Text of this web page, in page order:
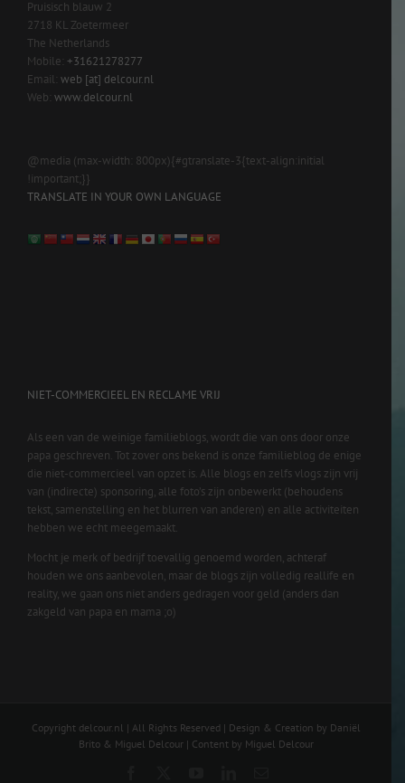
Pruisisch blauw 2
2718 KL Zoetermeer
The Netherlands
Mobile: +31621278277
Email: web [at] delcour.nl
Web: www.delcour.nl
@media (max-width: 800px){#gtranslate-3{text-align:initial
!important;}}
TRANSLATE IN YOUR OWN LANGUAGE
NIET-COMMERCIEEL EN RECLAME VRIJ
Als een van de weinige familieblogs, wordt die van ons door onze
papa geschreven. Tot zover ons bekend is onze familieblog de enige
die niet-commercieel van opzet is. Alle blogs en zelfs vlogs zijn vrij
van (indirecte) sponsoring, alle foto’s zijn onbewerkt (behoudens
tekst, samenstelling en het blurren van anderen) en alle activiteiten
hebben we echt meegemaakt.
Mocht je merk of bedrijf toevallig genoemd worden, achteraf
houden we ons aanbevolen, maar de blogs zijn volledig reallife en
reality, we gaan ons niet anders gedragen voor geld (anders dan
zakgeld van papa en mama ;o)
Copyright delcour.nl | All Rights Reserved | Design & Creation by Daniël
Brito & Miguel Delcour | Content by Miguel Delcour